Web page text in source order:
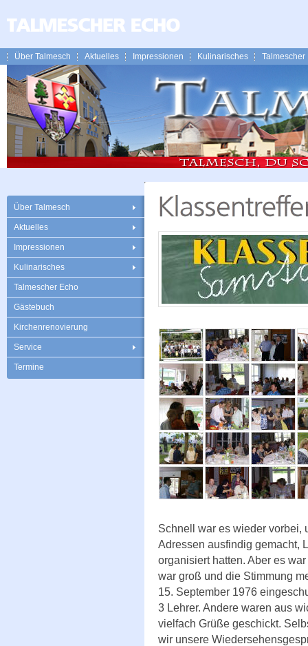
Über Talmesch Aktuelles Impressionen Kulinarisches Talmescher
Über Talmesch
Aktuelles
Impressionen
Kulinarisches
Talmescher Echo
Gästebuch
Kirchenrenovierung
Service
Termine
Schnell war es wieder vorbei,
Adressen ausfindig gemacht,
organisiert hatten. Aber es
war groß und die Stimmung
15. September 1976
3 Lehrer. Andere waren aus
vielfach Grüße geschickt.
wir unsere